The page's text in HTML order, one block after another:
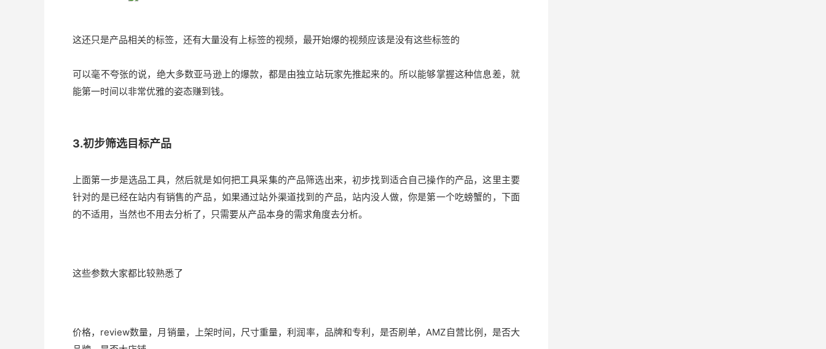
这还只是产品相关的标签，还有大量没有上标签的视频，最开始爆的视频应该是没有这些标签的
可以毫不夸张的说，绝大多数亚马逊上的爆款，都是由独立站玩家先推起来的。所以能够掌握这种信息差，就
能第一时间以非常优雅的姿态赚到钱。
3.初步筛选目标产品
上面第一步是选品工具，然后就是如何把工具采集的产品筛选出来，初步找到适合自己操作的产品，这里主要
针对的是已经在站内有销售的产品，如果通过站外渠道找到的产品，站内没人做，你是第一个吃螃蟹的，下面
的不适用，当然也不用去分析了，只需要从产品本身的需求角度去分析。
这些参数大家都比较熟悉了
价格，review数量，月销量，上架时间，尺寸重量，利润率，品牌和专利，是否刷单，AMZ自营比例，是否大